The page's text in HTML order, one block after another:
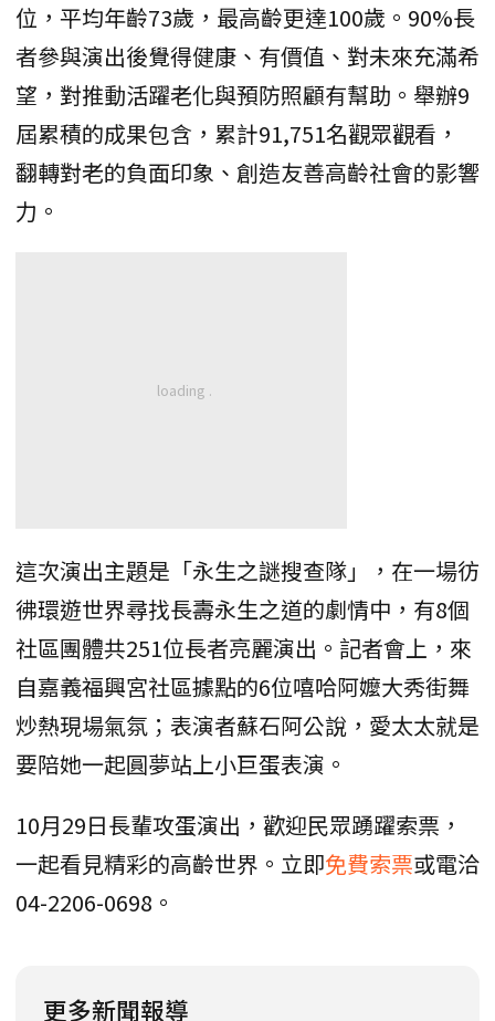
位，平均年齡73歲，最高齡更達100歲。90%長
者參與演出後覺得健康、有價值、對未來充滿希
望，對推動活躍老化與預防照顧有幫助。舉辦9
屆累積的成果包含，累計91,751名觀眾觀看，
翻轉對老的負面印象、創造友善高齡社會的影響
力。
這次演出主題是「永生之謎搜查隊」，在一場彷
彿環遊世界尋找長壽永生之道的劇情中，有8個
社區團體共251位長者亮麗演出。記者會上，來
自嘉義福興宮社區據點的6位嘻哈阿嬤大秀街舞
炒熱現場氣氛；表演者蘇石阿公說，愛太太就是
要陪她一起圓夢站上小巨蛋表演。
10月29日長輩攻蛋演出，歡迎民眾踴躍索票，
一起看見精彩的高齡世界。立即免費索票或電洽
04-2206-0698。
更多新聞報導